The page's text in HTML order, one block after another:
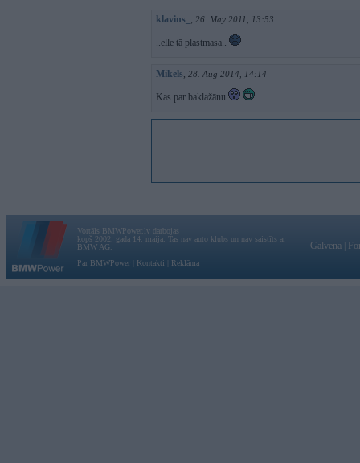
klavins_ , 26. May 2011, 13:53
..elle tā plastmasa..
Mikels, 28. Aug 2014, 14:14
Kas par baklažānu
Vortāls BMWPower.lv darbojas
kopš 2002. gada 14. maija. Tas nav auto klubs un nav saistīts ar
BMW AG.
Par BMWPower
Kontakti Reklāma
Galvena